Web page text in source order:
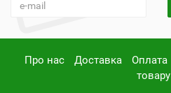
Про нас Доставка Оплата
товару